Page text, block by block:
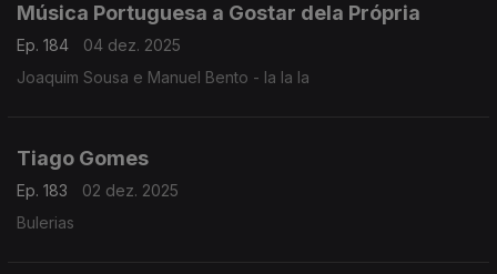
Música Portuguesa a Gostar dela Própria
Ep. 184
04 dez. 2025
Joaquim Sousa e Manuel Bento - la la la
Tiago Gomes
Ep. 183
02 dez. 2025
Bulerias